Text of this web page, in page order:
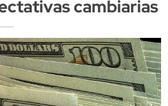
cambiarias